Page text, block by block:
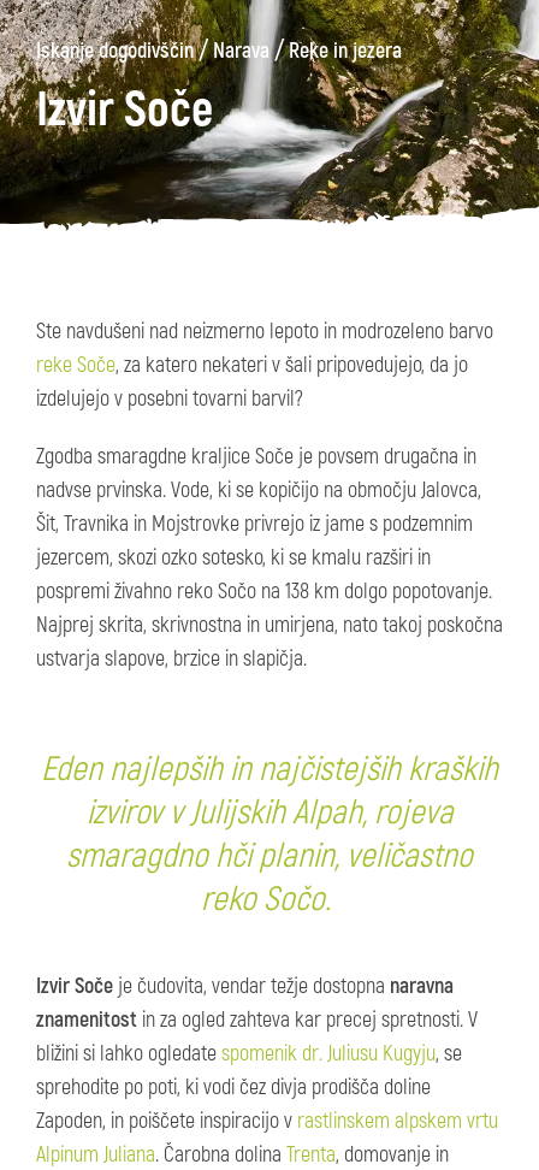
Iskanje dogodivščin/Narava/Reke in jezera
Izvir Soče
Ste navdušeni nad neizmerno lepoto in modrozeleno barvo
reke Soče, za katero nekateri v šali pripovedujejo, da jo
izdelujejo v posebni tovarni barvil?
Zgodba smaragdne kraljice Soče je povsem drugačna in
nadvse prvinska. Vode, ki se kopičijo na območju Jalovca,
Šit, Travnika in Mojstrovke privrejo iz jame s podzemnim
jezercem, skozi ozko sotesko, ki se kmalu razširi in
pospremi živahno reko Sočo na 138 km dolgo popotovanje.
Najprej skrita, skrivnostna in umirjena, nato takoj poskočna
ustvarja slapove, brzice in slapičja.
Eden najlepših in najčistejših kraških
izvirov v Julijskih Alpah, rojeva
smaragdno hči planin, veličastno
reko Sočo.
Izvir Soče je čudovita, vendar težje dostopna naravna
znamenitost in za ogled zahteva kar precej spretnosti. V
bližini si lahko ogledatespomenik dr. Juliusu Kugyju, se
sprehodite po poti, ki vodi čez divja prodišča doline
Zapoden, in poiščete inspiracijo v rastlinskem alpskem vrtu
Alpinum Juliana. Čarobna dolina Trenta, domovanje in